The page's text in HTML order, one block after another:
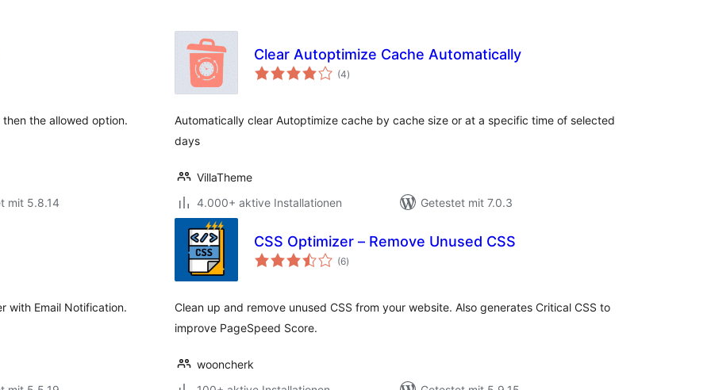
the allowed option.
mit 5.8.14
Clear Autoptimize Cache Automatically
(4Bewertungen
insgesamt
)
Automatically clear Autoptimize cache by cache size or at a specific time of selected
days
VillaTheme
4.000+ aktive Installationen
Getestet mit 7.0.3
with Email Notification.
CSS Optimizer – Remove Unused CSS
(6Bewertungen
insgesamt
)
Clean up and remove unused CSS from your website. Also generates Critical CSS to
improve PageSpeed Score.
wooncherk